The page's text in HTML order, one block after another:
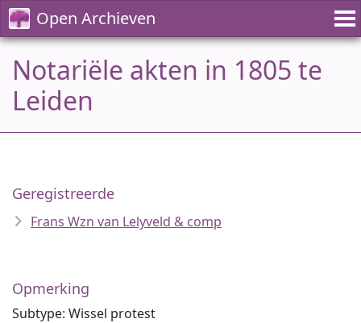
Open Archieven
Notariële akten in 1805 te
Leiden
Geregistreerde
Frans Wzn van Lelyveld & comp
Opmerking
Subtype: Wissel protest